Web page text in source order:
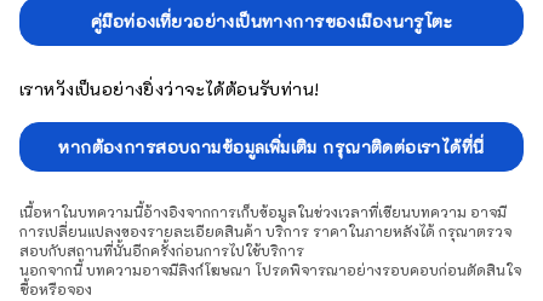
คู่มือท่องเที่ยวอย่างเป็นทางการของเมืองนารูโตะ
เราหวังเป็นอย่างยิ่งว่าจะได้ต้อนรับท่าน!
หากต้องการสอบถามข้อมูลเพิ่มเติม กรุณาติดต่อเราได้ที่นี่
เนื้อหาในบทความนี้อ้างอิงจากการเก็บข้อมูลในช่วงเวลาที่เขียนบทความ อาจมี
การเปลี่ยนแปลงของรายละเอียดสินค้า บริการ ราคาในภายหลังได้ กรุณาตรวจ
สอบกับสถานที่นั้นอีกครั้งก่อนการไปใช้บริการ
นอกจากนี้ บทความอาจมีลิงก์โฆษณา โปรดพิจารณาอย่างรอบคอบก่อนตัดสินใจ
ซื้อหรือจอง